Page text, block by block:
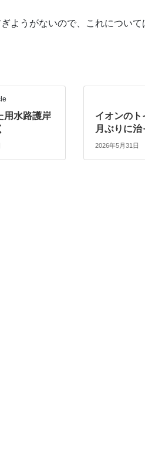
ようがないので、これについて
用水路護岸
イオンのト
月ぶりに治
2026年5月31日